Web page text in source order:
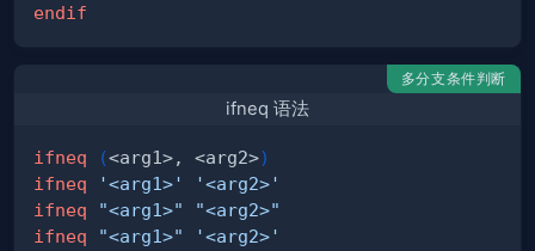
endif
多分支条件判断
ifneq 语法
ifneq (<arg1>, <arg2>)
ifneq
'<arg1>'
'<arg2>'
ifneq
"<arg1>"
"<arg2>"
ifneq
"<arg1>"
'<arg2>'